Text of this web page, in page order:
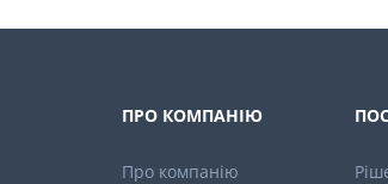
ПРО КОМПАНІЮ
Про компанію